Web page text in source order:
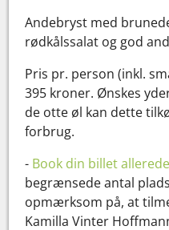
Andebryst med
rødkålssalat og god
Pris pr. person (inkl.
395 kroner. Ønskes
de otte øl kan dette
forbrug.
- Book din billet
begrænsede antal
opmærksom på, at
Kamilla Vinter